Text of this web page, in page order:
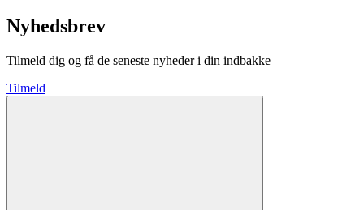
Nyhedsbrev
Tilmeld dig og få de seneste nyheder i din indbakke
Tilmeld